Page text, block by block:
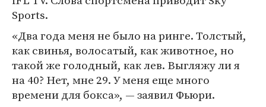
Sports.
«Два года меня не было на ринге. Толстый,
как свинья, волосатый, как животное, но
такой же голодный, как лев. Выгляжу ли я
на 40? Нет, мне 29. У меня еще много
времени для бокса», — заявил Фьюри.